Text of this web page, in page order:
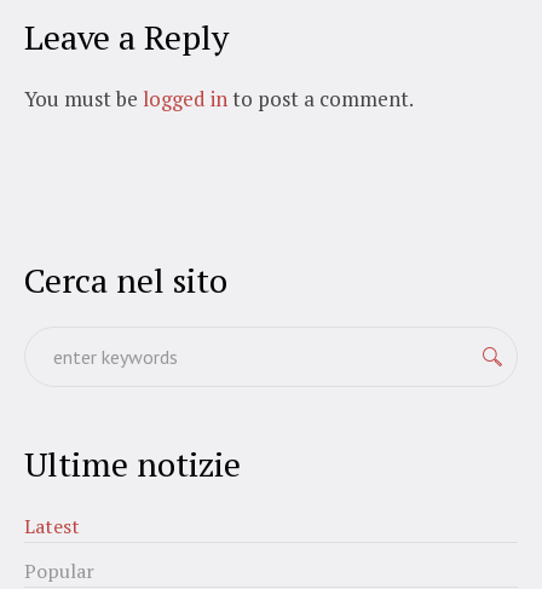
Leave a Reply
You must be logged into post a comment.
Cerca nel sito
Ultime notizie
Latest
Popular